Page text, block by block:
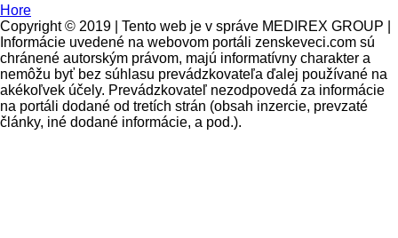
Hore
Copyright © 2019 | Tento web je v správe MEDIREX GROUP |
Informácie uvedené na webovom portáli zenskeveci.com sú
chránené autorským právom, majú informatívny charakter a
nemôžu byť bez súhlasu prevádzkovateľa ďalej používané na
akékoľvek účely. Prevádzkovateľ nezodpovedá za informácie
na portáli dodané od tretích strán (obsah inzercie, prevzaté
články, iné dodané informácie, a pod.).